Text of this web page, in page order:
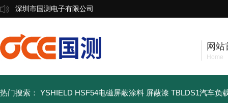
深圳市国测电子有限公司
网站
Home
热门搜索： YSHIELD HSF54电磁屏蔽涂料 屏蔽漆 TBLDS1汽车负